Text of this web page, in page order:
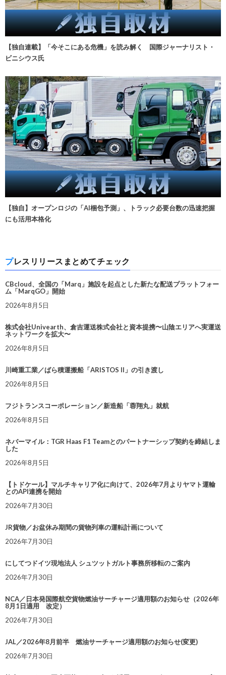
【独自連載】「今そこにある危機」を読み解く 国際ジャーナリスト・
ビニシウス氏
【独自】オープンロジの「AI梱包予測」、トラック必要台数の迅速把握
にも活用本格化
プレスリリースまとめてチェック
CBcloud、全国の「Marq」施設を起点とした新たな配送プラットフォー
ム「MarqGO」開始
2026年8月5日
株式会社Univearth、倉吉運送株式会社と資本提携〜山陰エリアへ実運送
ネットワークを拡大〜
2026年8月5日
川崎重工業／ばら積運搬船「ARISTOS II」の引き渡し
2026年8月5日
フジトランスコーポレーション／新造船「蓉翔丸」就航
2026年8月5日
ネバーマイル：TGR Haas F1 Teamとのパートナーシップ契約を締結しま
した
2026年8月5日
【トドケール】マルチキャリア化に向けて、2026年7月よりヤマト運輸
とのAPI連携を開始
2026年7月30日
JR貨物／お盆休み期間の貨物列車の運転計画について
2026年7月30日
にしてつドイツ現地法人 シュツットガルト事務所移転のご案内
2026年7月30日
NCA／日本発国際航空貨物燃油サーチャージ適用額のお知らせ（2026年
8月1日適用 改定）
2026年7月30日
JAL／2026年8月前半 燃油サーチャージ適用額のお知らせ(変更)
2026年7月30日